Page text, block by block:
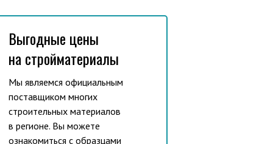
Выгодные цены
на стройматериалы
Мы являемся официальным
поставщиком многих
строительных материалов
в регионе. Вы можете
ознакомиться с образцами